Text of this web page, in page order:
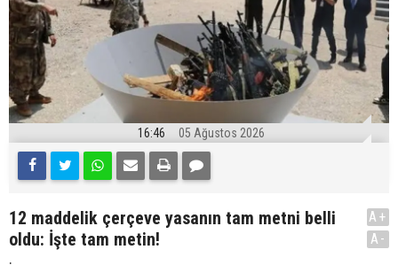
16:46 05 Ağustos 2026
12 maddelik çerçeve yasanın tam metni belli
oldu: İşte tam metin!
.
A+
A-